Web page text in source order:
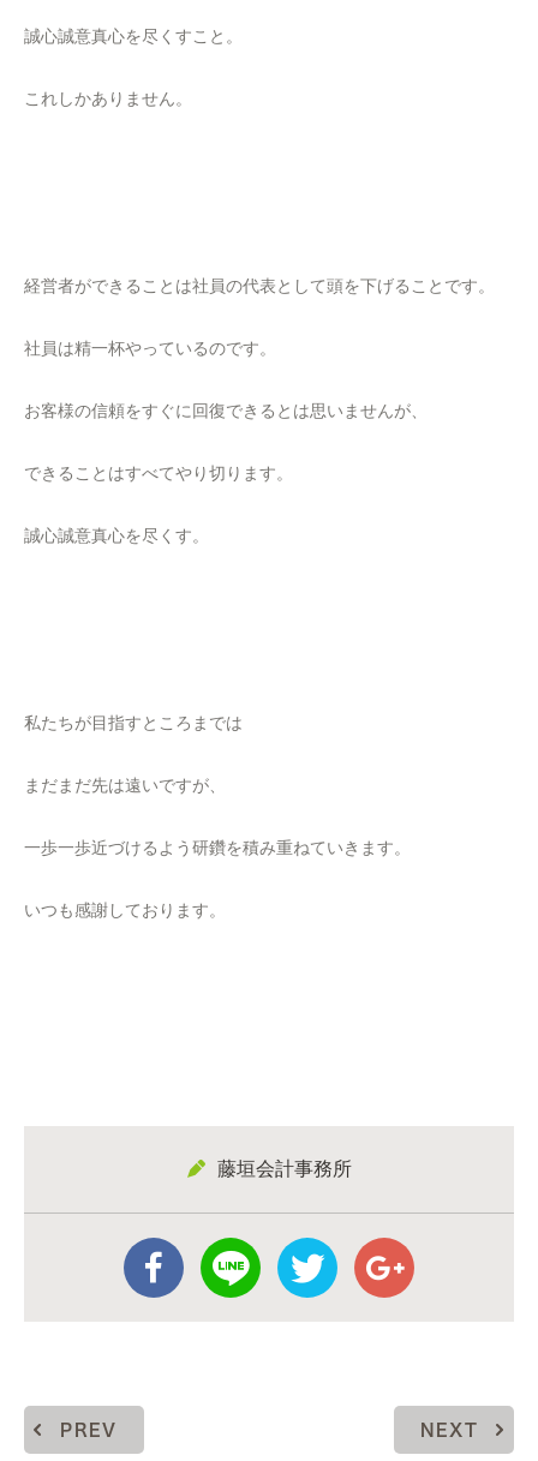
誠心誠意真心を尽くすこと。
これしかありません。
経営者ができることは社員の代表として頭を下げることです。
社員は精一杯やっているのです。
お客様の信頼をすぐに回復できるとは思いませんが、
できることはすべてやり切ります。
誠心誠意真心を尽くす。
私たちが目指すところまでは
まだまだ先は遠いですが、
一歩一歩近づけるよう研鑽を積み重ねていきます。
いつも感謝しております。
藤垣会計事務所
PREV NEXT